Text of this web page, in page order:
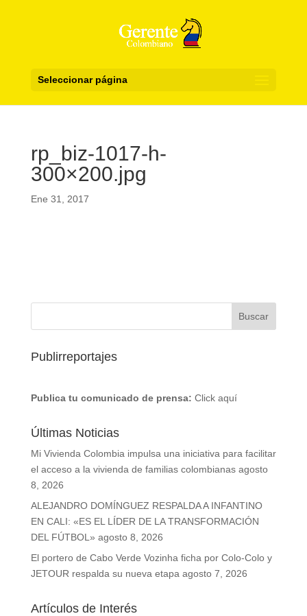
Seleccionar página
rp_biz-1017-h-
300×200.jpg
Ene 31, 2017
Publirreportajes
Publica tu comunicado de prensa: Click aquí
Últimas Noticias
Mi Vivienda Colombia impulsa una iniciativa para facilitar
el acceso a la vivienda de familias colombianas agosto
8, 2026
ALEJANDRO DOMÍNGUEZ RESPALDA A INFANTINO
EN CALI: «ES EL LÍDER DE LA TRANSFORMACIÓN
DEL FÚTBOL» agosto 8, 2026
El portero de Cabo Verde Vozinha ficha por Colo-Colo y
JETOUR respalda su nueva etapa agosto 7, 2026
Artículos de Interés